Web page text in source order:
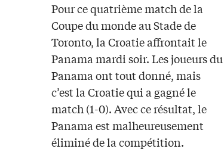
Pour ce quatrième match de la
Coupe du monde au Stade de
Toronto, la Croatie affrontait le
Panama mardi soir. Les joueurs du
Panama ont tout donné, mais
c’est la Croatie qui a gagné le
match (1-0). Avec ce résultat, le
Panama est malheureusement
éliminé de la compétition.